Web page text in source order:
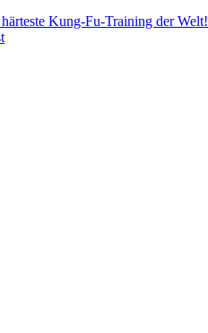
Kung-Fu-Training der Welt!